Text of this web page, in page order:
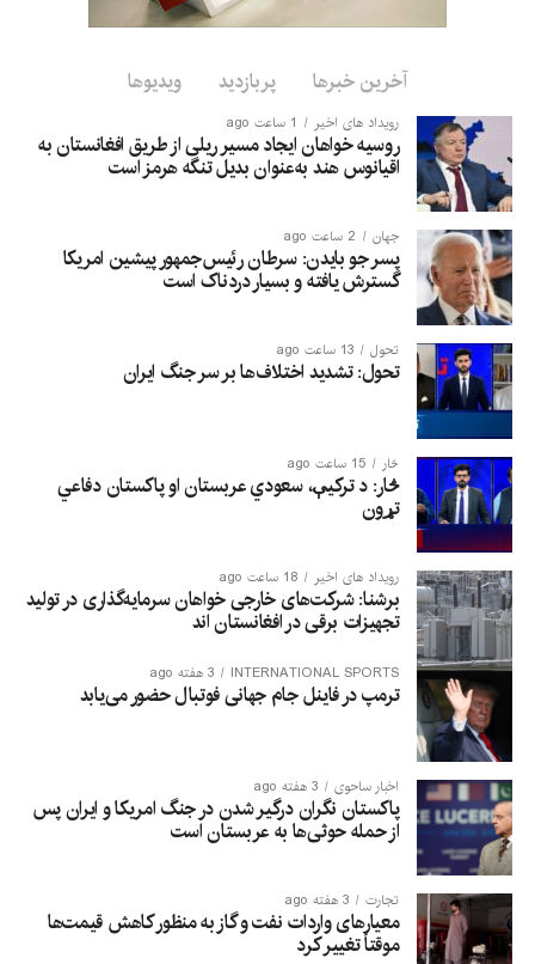
آخرین خبرها پربازدید ویدیوها
رویداد های اخیر 1 ساعت ago
روسیه خواهان ایجاد مسیر ریلی از طریق افغانستان به
اقیانوس هند به‌عنوان بدیل تنگه هرمز است
جهان 2 ساعت ago
پسر جو بایدن: سرطان رئیس‌جمهور پیشین امریکا
گسترش یافته و بسیار دردناک است
تحول 13 ساعت ago
تحول: تشدید اختلاف‌ها بر سر جنگ ایران
څار 15 ساعت ago
څار: د ترکیې، سعودي عربستان او پاکستان دفاعي
تړون
رویداد های اخیر 18 ساعت ago
برشنا: شرکت‌های خارجی خواهان سرمایه‌گذاری در تولید
تجهیزات برقی در افغانستان‌ اند
INTERNATIONAL SPORTS 3 هفته ago
ترمپ در فاینل جام جهانی فوتبال حضور می‌یابد
اخبار ساحوی 3 هفته ago
پاکستان نگران درگیر شدن در جنگ امریکا و ایران پس
از حمله حوثی‌ها به عربستان است
تجارت 3 هفته ago
معیارهای واردات نفت و گاز به منظور کاهش قیمت‌ها
موقتاً تغییر کرد